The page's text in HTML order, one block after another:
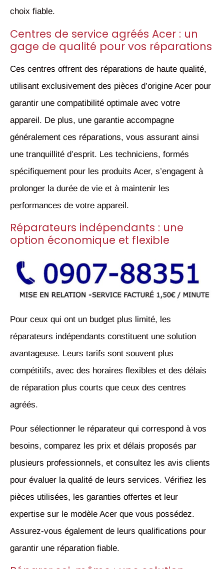
choix fiable.
Centres de service agréés Acer : un
gage de qualité pour vos réparations
Ces centres offrent des réparations de haute qualité,
utilisant exclusivement des pièces d’origine Acer pour
garantir une compatibilité optimale avec votre
appareil. De plus, une garantie accompagne
généralement ces réparations, vous assurant ainsi
une tranquillité d’esprit. Les techniciens, formés
spécifiquement pour les produits Acer, s’engagent à
prolonger la durée de vie et à maintenir les
performances de votre appareil.
Réparateurs indépendants : une
option économique et flexible
Pour ceux qui ont un budget plus limité, les
réparateurs indépendants constituent une solution
avantageuse. Leurs tarifs sont souvent plus
compétitifs, avec des horaires flexibles et des délais
de réparation plus courts que ceux des centres
agréés.
Pour sélectionner le réparateur qui correspond à vos
besoins, comparez les prix et délais proposés par
plusieurs professionnels, et consultez les avis clients
pour évaluer la qualité de leurs services. Vérifiez les
pièces utilisées, les garanties offertes et leur
expertise sur le modèle Acer que vous possédez.
Assurez-vous également de leurs qualifications pour
garantir une réparation fiable.